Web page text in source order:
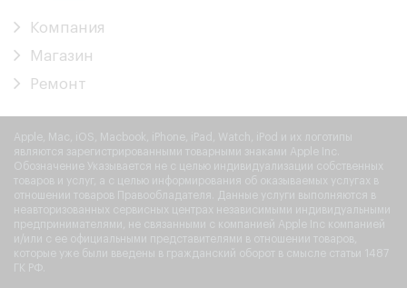
Компания
Магазин
Ремонт
Apple, Mac, iOS, Macbook, iPhone, iPad, Watch, iPod и их логотипы
являются зарегистрированными товарными знаками Apple Inc.
Обозначение Указывается не с целью индивидуализации собственных
товаров и услуг, а с целью информирования об оказываемых услугах в
отношении товаров Правообладателя. Данные услуги выполняются в
неавторизованных сервисных центрах независимыми индивидуальными
предпринимателями, не связанными с компанией Apple Inc компанией
и/или с ее официальными представителями в отношении товаров,
которые уже были введены в гражданский оборот в смысле статьи 1487
ГК РФ.